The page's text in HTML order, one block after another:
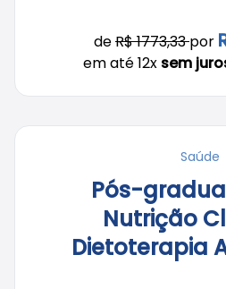
deR$ 1773,33por
em até 12x sem
Saúde
Pós-
Nutrição
Dietoterapia